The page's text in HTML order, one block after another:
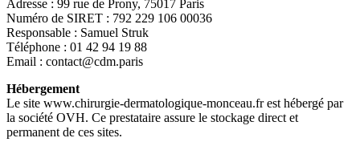
Adresse : 99 rue de Prony, 75017 Paris
Numéro de SIRET : 792 229 106 00036
Responsable : Samuel Struk
Téléphone : 01 42 94 19 88
Email : contact@cdm.paris
Hébergement
Le site www.chirurgie-dermatologique-monceau.fr est hébergé par
la société OVH. Ce prestataire assure le stockage direct et
permanent de ces sites.